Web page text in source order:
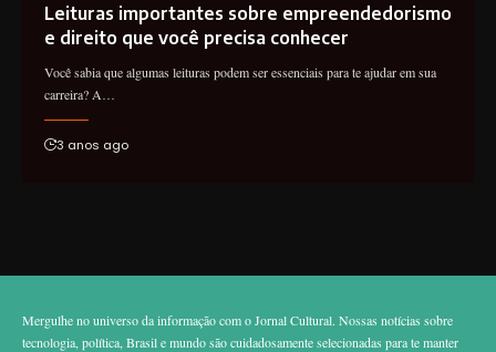
Leituras importantes sobre empreendedorismo
e direito que você precisa conhecer
Você sabia que algumas leituras podem ser essenciais para te ajudar em sua
carreira? A…
3 anos ago
Mergulhe no universo da informação com o Jornal Cultural. Nossas notícias sobre
tecnologia, política, Brasil e mundo são cuidadosamente selecionadas para te manter